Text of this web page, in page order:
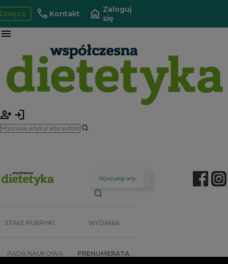
call Kontakt home Zaloguj
się
menu
person_add login
STAŁE RUBRYKI WYDANIA
RADA NAUKOWA PRENUMERATA